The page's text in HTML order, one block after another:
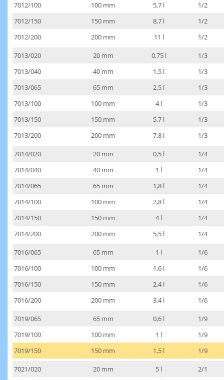
7012/100
100 mm 5,7 l
1/2
7012/150
150 mm 8,7 l
1/2
7012/200
200 mm 11 l 1/2
7013/020 20 mm 0,75 l
1/3
7013/040
40 mm 1,5 l
1/3
7013/065
65 mm 2,5 l
1/3
7013/100
100 mm 4 l
1/3
7013/150
150 mm 5,7 l
1/3
7013/200
200 mm 7,8 l 1/3
7014/020 20 mm 0,5 l
1/4
7014/040
40 mm 1 l
1/4
7014/065
65 mm 1,8 l
1/4
7014/100
100 mm 2,8 l
1/4
7014/150
150 mm 4 l
1/4
7014/200
200 mm 5,5 l 1/4
7016/065 65 mm 1 l
1/6
7016/100
100 mm 1,6 l
1/6
7016/150
150 mm 2,4 l
1/6
7016/200
200 mm 3,4 l 1/6
7019/065 65 mm 0,6 l
1/9
7019/100
100 mm 1 l
1/9
7019/150
150 mm 1,5 l 1/9
7021/020 20 mm 5 l
2/1